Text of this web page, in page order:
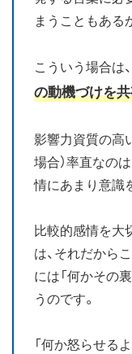
まうこともある
こういう場合は、
の動機づけを
影響力資質の高
場合）率直なの
情にあまり意識
比較的感情を大
は、それだから
には「何かその
うのです。
「何か怒らせる